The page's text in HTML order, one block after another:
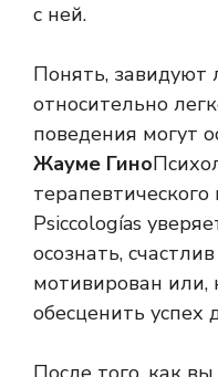
с ней.
Понять, завидуют
относительно
поведения могут
Жауме Гино
Psiccologías
осознать,
мотивирован или,
обесценить успех